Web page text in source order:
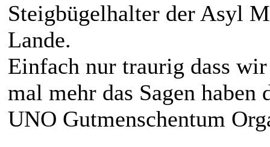
Steigbügelhalter der Asyl
Lande.
Einfach nur traurig dass
mal mehr das Sagen
UNO Gutmenschentum